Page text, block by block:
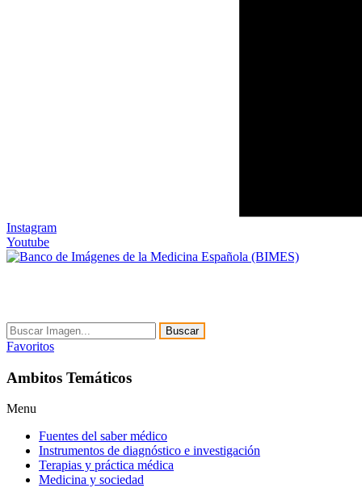
Instagram
Youtube
Buscar
Favoritos
Ambitos Temáticos
Menu
Fuentes del saber médico
Instrumentos de diagnóstico e investigación
Terapias y práctica médica
Medicina y sociedad